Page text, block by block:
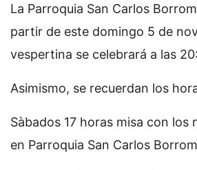
La Parroquia San Carlos
partir de este domingo 5 de
vespertina se celebrará a las
Asimismo, se recuerdan los
Sàbados 17 horas misa con los
en Parroquia San Carlos